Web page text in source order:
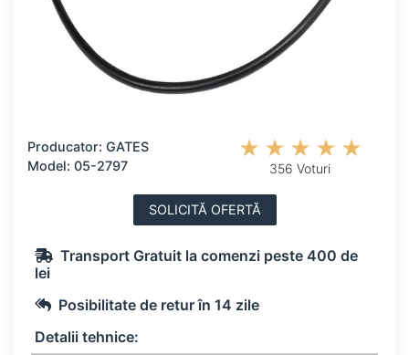
Producator: GATES
Model: 05-2797
356 Voturi
SOLICITĂ OFERTĂ
Transport Gratuit la comenzi peste 400 de
lei
Posibilitate de retur în 14 zile
Detalii tehnice: